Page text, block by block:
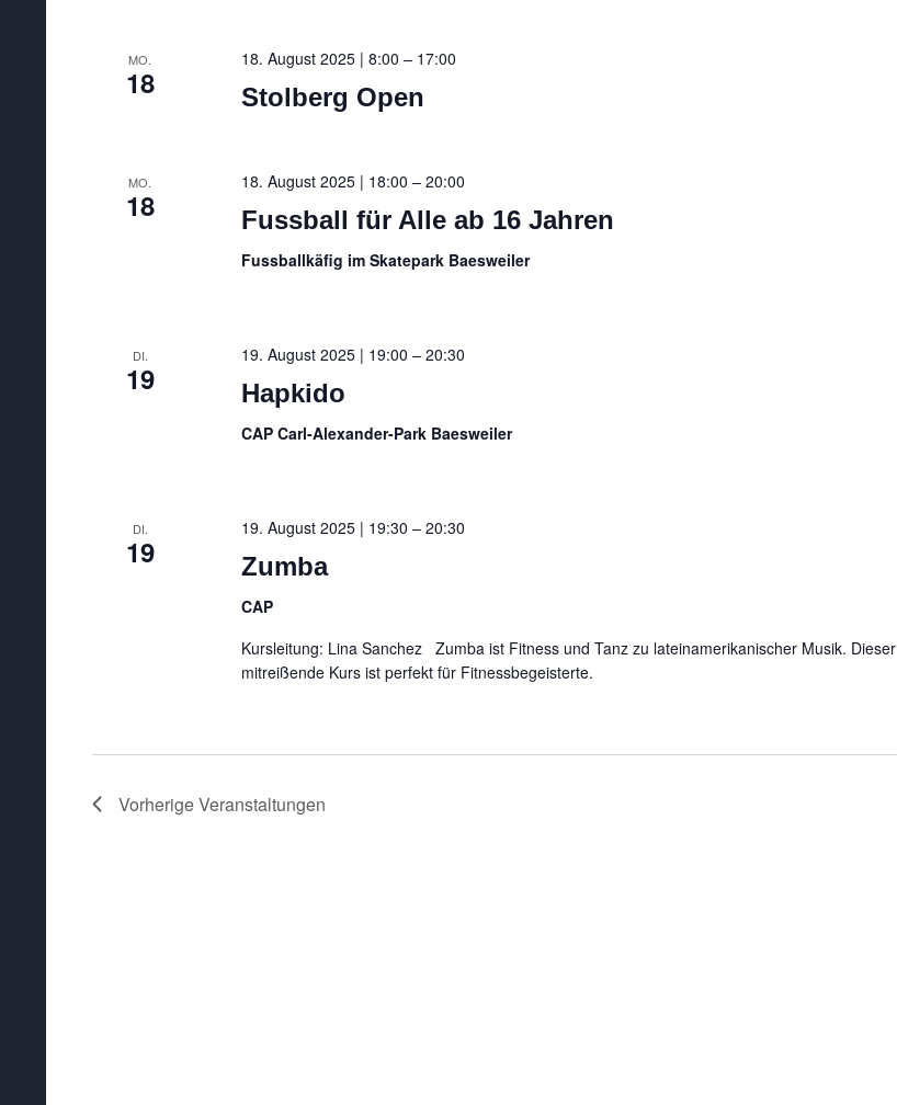
MO.
18
18. August 2025 | 8:00 – 17:00
Stolberg Open
MO.
18
18. August 2025 | 18:00 – 20:00
Fussball für Alle ab 16 Jahren
Fussballkäfig im Skatepark Baesweiler
DI.
19
19. August 2025 | 19:00 – 20:30
Hapkido
CAP Carl-Alexander-Park Baesweiler
DI.
19
19. August 2025 | 19:30 – 20:30
Zumba
CAP
Kursleitung: Lina Sanchez Zumba ist Fitness und Tanz zu lateinamerikanischer Musik. Dieser
mitreißende Kurs ist perfekt für Fitnessbegeisterte.
VorherigeVeranstaltungen